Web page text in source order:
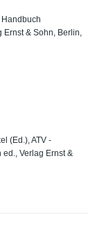
Handbuch
& Sohn, Berlin,
(Ed.), ATV -
Verlag Ernst &